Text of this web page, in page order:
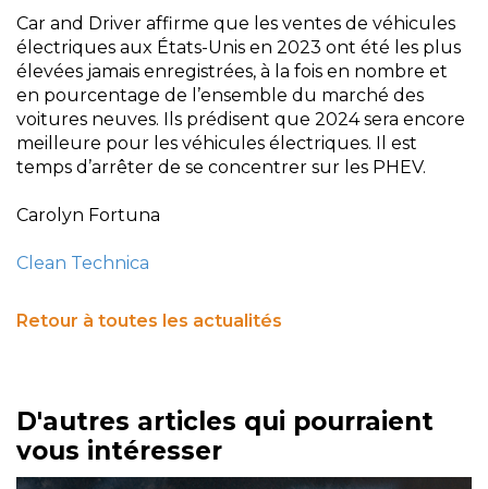
Car and Driver affirme que les ventes de véhicules
électriques aux États-Unis en 2023 ont été les plus
élevées jamais enregistrées, à la fois en nombre et
en pourcentage de l’ensemble du marché des
voitures neuves. Ils prédisent que 2024 sera encore
meilleure pour les véhicules électriques. Il est
temps d’arrêter de se concentrer sur les PHEV.
Carolyn Fortuna
Clean Technica
Retour à toutes les actualités
D'autres articles qui pourraient
vous intéresser